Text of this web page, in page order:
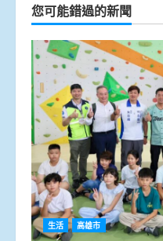
您可能錯過的新聞
生活 高雄市